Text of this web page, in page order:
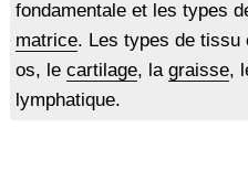
fondamentale et les types
matrice. Les types de tissu
os, le cartilage, la graisse,
lymphatique.